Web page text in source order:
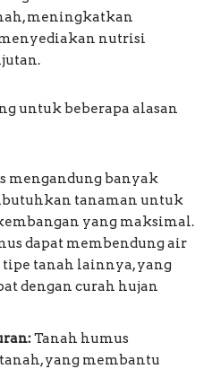
meningkatkan
nutrisi
untuk beberapa alasan
mengandung banyak
tanaman untuk
yang maksimal.
dapat membendung air
tanah lainnya, yang
dengan curah hujan
Tanah humus
yang membantu